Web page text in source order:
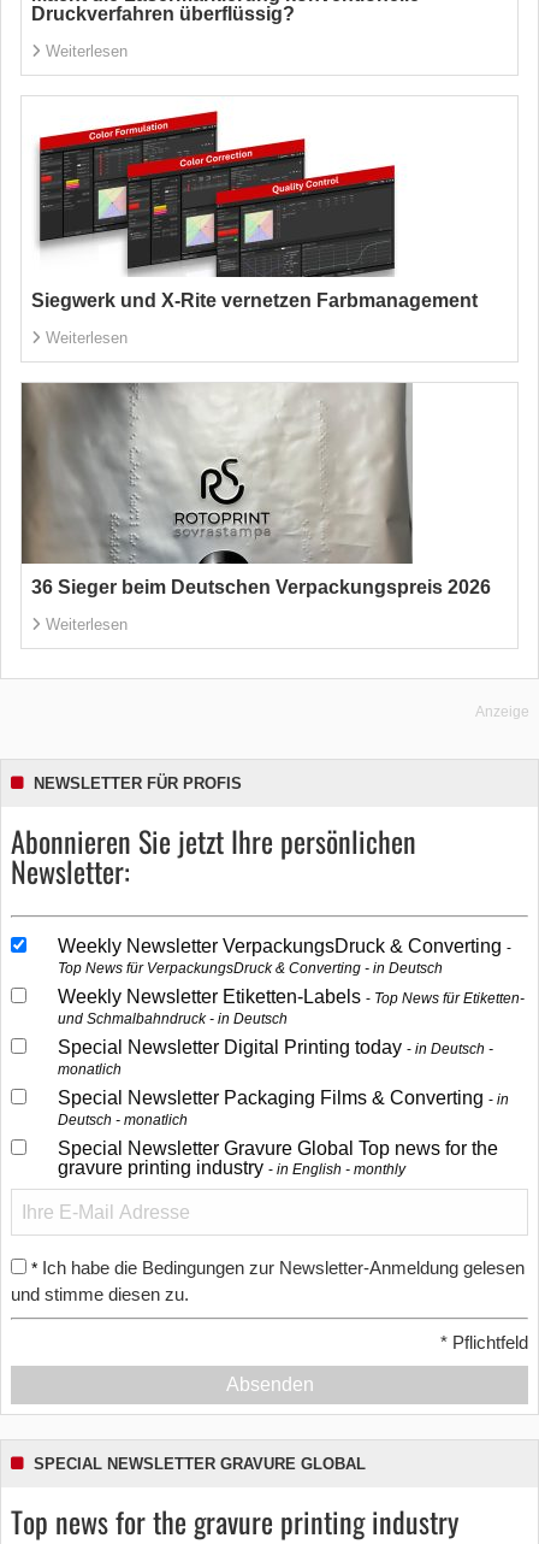
Druckverfahren überflüssig?
Weiterlesen
Siegwerk und X-Rite vernetzen Farbmanagement
Weiterlesen
36 Sieger beim Deutschen Verpackungspreis 2026
Weiterlesen
Anzeige
NEWSLETTER FÜR PROFIS
Abonnieren Sie jetzt Ihre persönlichen
Newsletter:
Weekly Newsletter VerpackungsDruck & Converting
Top News für VerpackungsDruck & Converting - in Deutsch
Weekly Newsletter Etiketten-Labels
Top News für Etiketten-
und Schmalbahndruck - in Deutsch
Special Newsletter Digital Printing today
in Deutsch -
monatlich
Special Newsletter Packaging Films & Converting
in
Deutsch - monatlich
Special Newsletter Gravure Global Top news for the
gravure printing industry
in English - monthly
* Ich habe die Bedingungen zur Newsletter-Anmeldung gelesen
und stimme diesen zu.
* Pflichtfeld
Absenden
SPECIAL NEWSLETTER GRAVURE GLOBAL
Top news for the gravure printing industry